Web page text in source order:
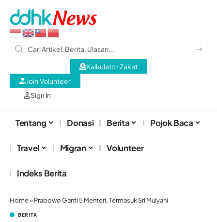
Sign In
Kalkulator Zakat
Join Volunteer
Tentang Donasi Berita Pojok Baca
Travel Migran Volunteer
Indeks Berita
Home»Prabowo Ganti 5 Menteri, Termasuk Sri Mulyani
BERITA